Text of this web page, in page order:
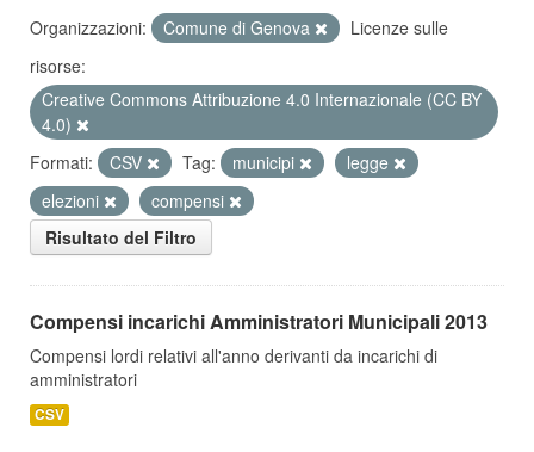
Organizzazioni: Comune di Genova
Licenze sulle
risorse:
Creative Commons Attribuzione 4.0 Internazionale (CC BY
4.0)
Formati:
CSV Tag: municipi
legge
elezioni
compensi
Risultato del Filtro
Compensi incarichi Amministratori Municipali 2013
Compensi lordi relativi all'anno derivanti da incarichi di
amministratori
CSV